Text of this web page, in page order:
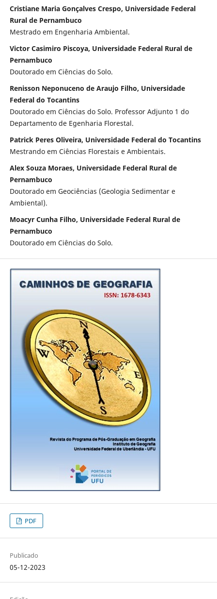
Cristiane Maria Gonçalves Crespo, Universidade Federal
Rural de Pernambuco
Mestrado em Engenharia Ambiental.
Victor Casimiro Piscoya, Universidade Federal Rural de
Pernambuco
Doutorado em Ciências do Solo.
Renisson Neponuceno de Araujo Filho, Universidade
Federal do Tocantins
Doutorado em Ciências do Solo. Professor Adjunto 1 do
Departamento de Egenharia Florestal.
Patrick Peres Oliveira, Universidade Federal do Tocantins
Mestrando em Ciências Florestais e Ambientais.
Alex Souza Moraes, Universidade Federal Rural de
Pernambuco
Doutorado em Geociências (Geologia Sedimentar e
Ambiental).
Moacyr Cunha Filho, Universidade Federal Rural de
Pernambuco
Doutorado em Ciências do Solo.
PDF
Publicado
05-12-2023